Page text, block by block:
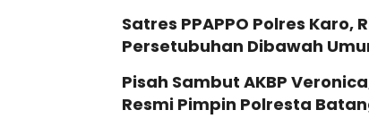
Satres PPAPPO Polres Karo,
Persetubuhan Dibawah
Pisah Sambut AKBP
Resmi Pimpin Polresta